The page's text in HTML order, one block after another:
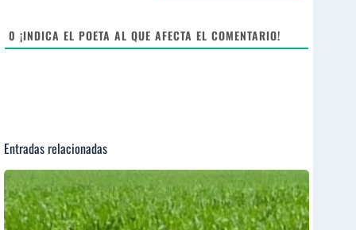
0 ¡INDICA EL POETA AL QUE AFECTA EL COMENTARIO!
Entradas relacionadas